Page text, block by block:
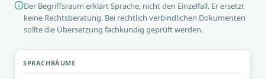
Der Begriffsraum erklärt Sprache, nicht den Einzelfall. Er ersetzt
keine Rechtsberatung. Bei rechtlich verbindlichen Dokumenten
sollte die Übersetzung fachkundig geprüft werden.
SPRACHRÄUME